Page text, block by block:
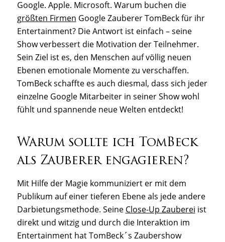
Google. Apple. Microsoft. Warum buchen die
größten Firmen Google Zauberer TomBeck für ihr
Entertainment? Die Antwort ist einfach – seine
Show verbessert die Motivation der Teilnehmer.
Sein Ziel ist es, den Menschen auf völlig neuen
Ebenen emotionale Momente zu verschaffen.
TomBeck schaffte es auch diesmal, dass sich jeder
einzelne Google Mitarbeiter in seiner Show wohl
fühlt und spannende neue Welten entdeckt!
Warum sollte ich TomBeck
als Zauberer engagieren?
Mit Hilfe der Magie kommuniziert er mit dem
Publikum auf einer tieferen Ebene als jede andere
Darbietungsmethode. Seine Close-Up Zauberei ist
direkt und witzig und durch die Interaktion im
Entertainment hat TomBeck´s Zaubershow